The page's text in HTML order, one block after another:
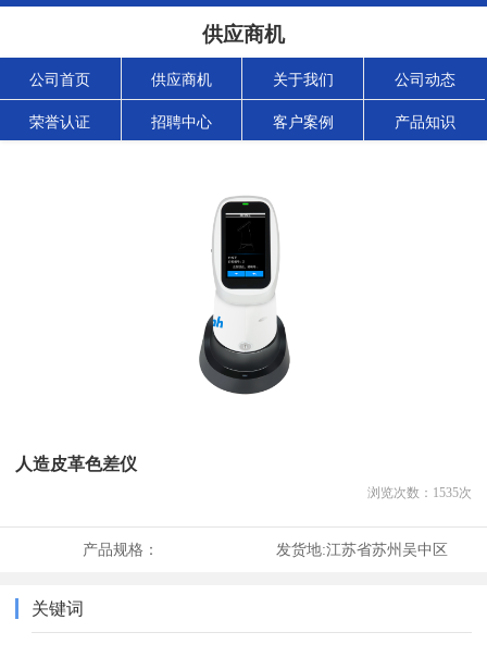
供应商机
公司首页 供应商机 关于我们 公司动态
荣誉认证 招聘中心 客户案例 产品知识
人造皮革色差仪
浏览次数： 1535次
产品规格： 发货地:江苏省苏州吴中区
关键词